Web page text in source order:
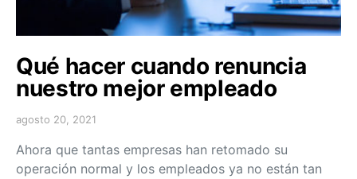
Qué hacer cuando renuncia
nuestro mejor empleado
agosto 20, 2021
Ahora que tantas empresas han retomado su
operación normal y los empleados ya no están tan